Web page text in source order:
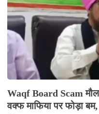
Waqf Board Scam
वक्फ माफिया पर फोड़ा